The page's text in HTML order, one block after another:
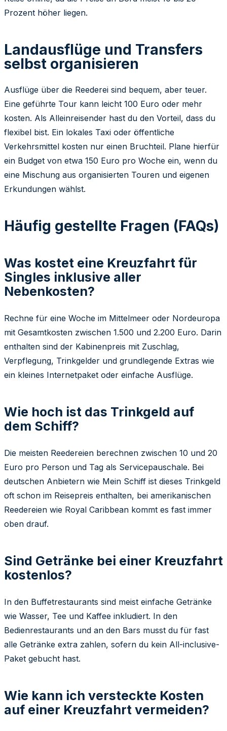
Prozent höher liegen.
Landausflüge und Transfers
selbst organisieren
Ausflüge über die Reederei sind bequem, aber teuer.
Eine geführte Tour kann leicht 100 Euro oder mehr
kosten. Als Alleinreisender hast du den Vorteil, dass du
flexibel bist. Ein lokales Taxi oder öffentliche
Verkehrsmittel kosten nur einen Bruchteil. Plane hierfür
ein Budget von etwa 150 Euro pro Woche ein, wenn du
eine Mischung aus organisierten Touren und eigenen
Erkundungen wählst.
Häufig gestellte Fragen (FAQs)
Was kostet eine Kreuzfahrt für
Singles inklusive aller
Nebenkosten?
Rechne für eine Woche im Mittelmeer oder Nordeuropa
mit Gesamtkosten zwischen 1.500 und 2.200 Euro. Darin
enthalten sind der Kabinenpreis mit Zuschlag,
Verpflegung, Trinkgelder und grundlegende Extras wie
ein kleines Internetpaket oder einfache Ausflüge.
Wie hoch ist das Trinkgeld auf
dem Schiff?
Die meisten Reedereien berechnen zwischen 10 und 20
Euro pro Person und Tag als Servicepauschale. Bei
deutschen Anbietern wie Mein Schiff ist dieses Trinkgeld
oft schon im Reisepreis enthalten, bei amerikanischen
Reedereien wie Royal Caribbean kommt es fast immer
oben drauf.
Sind Getränke bei einer Kreuzfahrt
kostenlos?
In den Buffetrestaurants sind meist einfache Getränke
wie Wasser, Tee und Kaffee inkludiert. In den
Bedienrestaurants und an den Bars musst du für fast
alle Getränke extra zahlen, sofern du kein All-inclusive-
Paket gebucht hast.
Wie kann ich versteckte Kosten
auf einer Kreuzfahrt vermeiden?